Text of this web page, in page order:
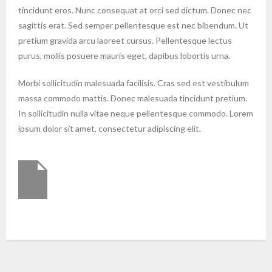
tincidunt eros. Nunc consequat at orci sed dictum. Donec nec
sagittis erat. Sed semper pellentesque est nec bibendum. Ut
pretium gravida arcu laoreet cursus. Pellentesque lectus
purus, mollis posuere mauris eget, dapibus lobortis urna.
Morbi sollicitudin malesuada facilisis. Cras sed est vestibulum
massa commodo mattis. Donec malesuada tincidunt pretium.
In sollicitudin nulla vitae neque pellentesque commodo. Lorem
ipsum dolor sit amet, consectetur adipiscing elit.